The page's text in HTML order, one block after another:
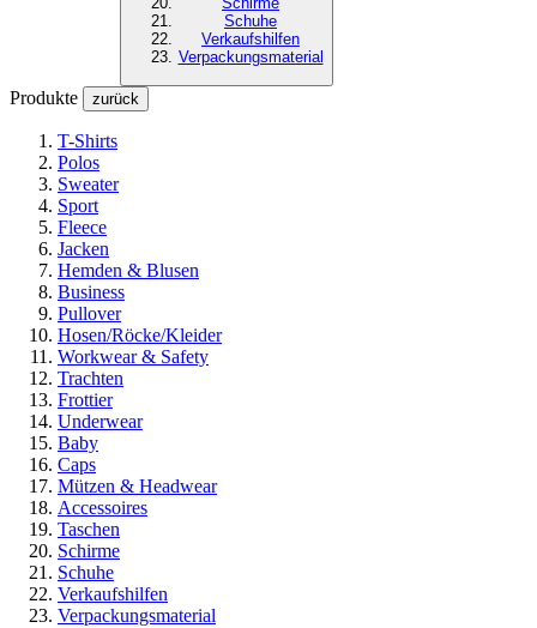
Schuhe
Verkaufshilfen
Verpackungsmaterial
Produkte zurück
T-Shirts
Polos
Sweater
Sport
Fleece
Jacken
Hemden & Blusen
Business
Pullover
Hosen/Röcke/Kleider
Workwear & Safety
Trachten
Frottier
Underwear
Baby
Caps
Mützen & Headwear
Accessoires
Taschen
Schirme
Schuhe
Verkaufshilfen
Verpackungsmaterial